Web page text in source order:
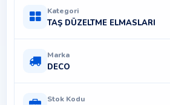
Kategori
TAŞ DÜZELTME ELMASLARI
Marka
DECO
Stok Kodu